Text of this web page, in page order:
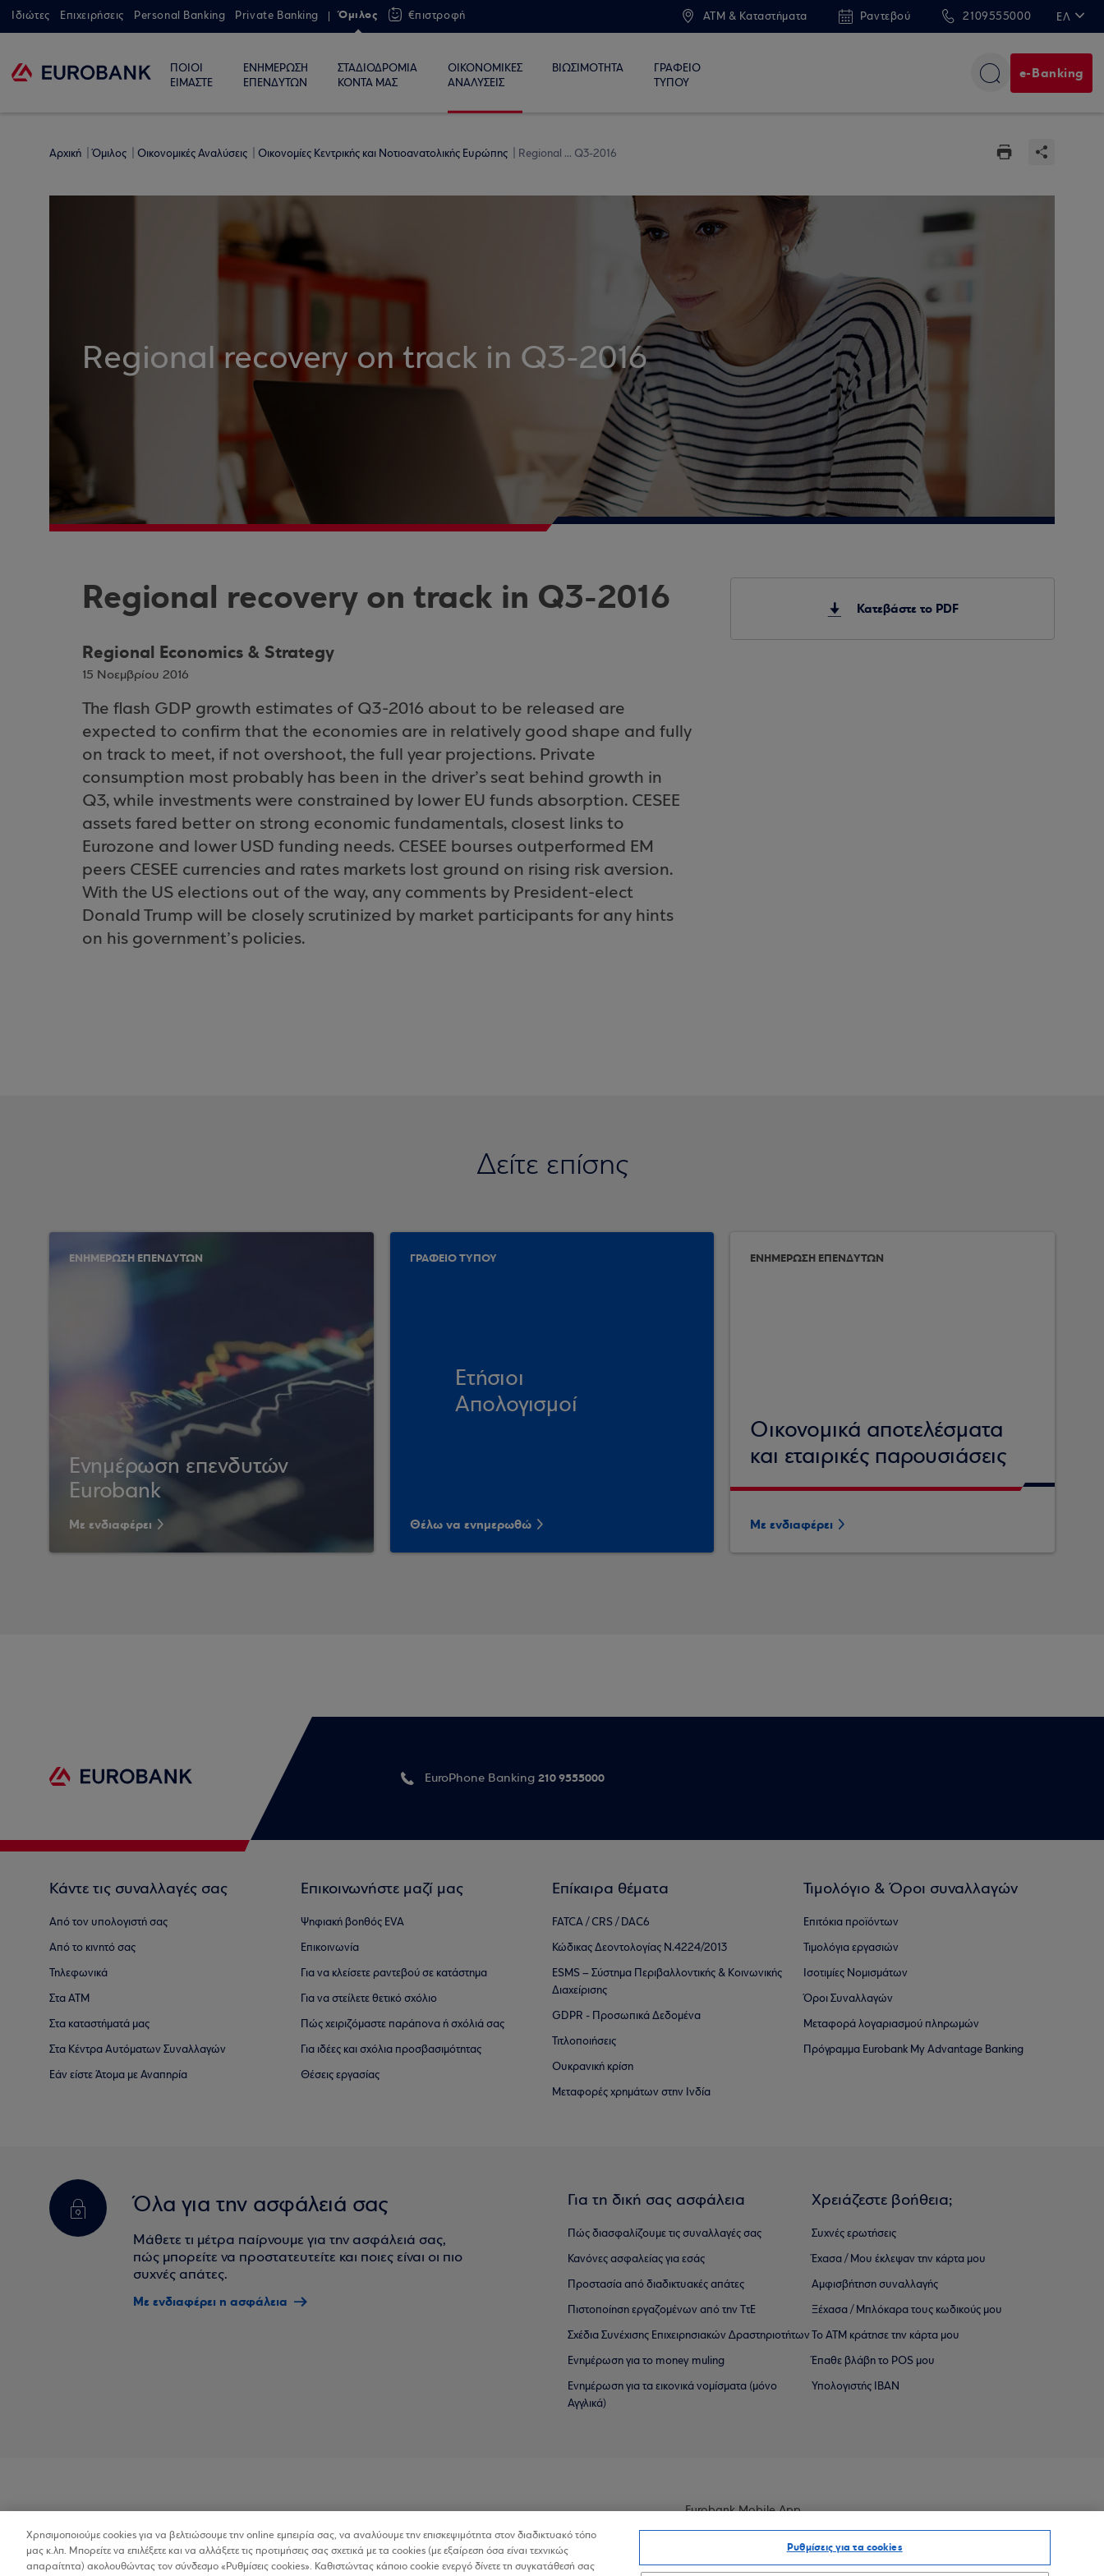
Ιδιώτες Επιχειρήσεις Personal Banking Private Banking Όμιλος €πιστροφή ATM & Καταστήματα Ραντεβού 2109555000 ΕΛ
ΠΟΙΟΙ
ΕΙΜΑΣΤΕ
ΕΝΗΜΕΡΩΣΗ
ΕΠΕΝΔΥΤΩΝ
ΣΤΑΔΙΟΔΡΟΜΙΑ
ΚΟΝΤΑ ΜΑΣ
ΟΙΚΟΝΟΜΙΚΕΣ
ΑΝΑΛΥΣΕΙΣ
ΒΙΩΣΙΜΟΤΗΤΑ
ΓΡΑΦΕΙΟ
ΤΥΠΟΥ
e-Banking
Αρχική Όμιλος Οικονομικές Αναλύσεις Οικονομίες Κεντρικής και Νοτιοανατολικής Ευρώπης Regional ... Q3-2016
Regional recovery on track in Q3-2016
Regional recovery on track in Q3-2016
Regional Economics & Strategy
15 Νοεμβρίου 2016
The flash GDP growth estimates of Q3-2016 about to be released are
expected to confirm that the economies are in relatively good shape and fully
on track to meet, if not overshoot, the full year projections. Private
consumption most probably has been in the driver’s seat behind growth in
Q3, while investments were constrained by lower EU funds absorption. CESEE
assets fared better on strong economic fundamentals, closest links to
Eurozone and lower USD funding needs. CESEE bourses outperformed EM
peers CESEE currencies and rates markets lost ground on rising risk aversion.
With the US elections out of the way, any comments by President-elect
Donald Trump will be closely scrutinized by market participants for any hints
on his government’s policies.
Κατεβάστε το PDF
Δείτε επίσης
ΕΝΗΜΕΡΩΣΗ ΕΠΕΝΔΥΤΩΝ
Ενημέρωση επενδυτών
Eurobank
Με ενδιαφέρει
ΓΡΑΦΕΙΟ ΤΥΠΟΥ
Ετήσιοι
Απολογισμοί
Θέλω να ενημερωθώ
ΕΝΗΜΕΡΩΣΗ ΕΠΕΝΔΥΤΩΝ
Οικονομικά αποτελέσματα
και εταιρικές παρουσιάσεις
Με ενδιαφέρει
EuroPhone Banking 210 9555000
Κάντε τις συναλλαγές σας
Από τον υπολογιστή σας
Από το κινητό σας
Τηλεφωνικά
Στα ΑΤΜ
Στα καταστήματά μας
Στα Κέντρα Αυτόματων Συναλλαγών
Εάν είστε Άτομα με Αναπηρία
Επικοινωνήστε μαζί μας
Ψηφιακή βοηθός EVA
Επικοινωνία
Για να κλείσετε ραντεβού σε κατάστημα
Για να στείλετε θετικό σχόλιο
Πώς χειριζόμαστε παράπονα ή σχόλιά σας
Για ιδέες και σχόλια προσβασιμότητας
Θέσεις εργασίας
Επίκαιρα θέματα
FATCA / CRS / DAC6
Κώδικας Δεοντολογίας Ν.4224/2013
ESMS – Σύστημα Περιβαλλοντικής & Κοινωνικής
Διαχείρισης
GDPR - Προσωπικά Δεδομένα
Τιτλοποιήσεις
Ουκρανική κρίση
Μεταφορές χρημάτων στην Ινδία
Τιμολόγιο & Όροι συναλλαγών
Επιτόκια προϊόντων
Τιμολόγια εργασιών
Ισοτιμίες Νομισμάτων
Όροι Συναλλαγών
Μεταφορά λογαριασμού πληρωμών
Πρόγραμμα Eurobank My Advantage Banking
Όλα για την ασφάλειά σας
Μάθετε τι μέτρα παίρνουμε για την ασφάλειά σας,
πώς μπορείτε να προστατευτείτε και ποιες είναι οι πιο
συχνές απάτες.
Με ενδιαφέρει η ασφάλεια
Για τη δική σας ασφάλεια
Πώς διασφαλίζουμε τις συναλλαγές σας
Κανόνες ασφαλείας για εσάς
Προστασία από διαδικτυακές απάτες
Πιστοποίηση εργαζομένων από την ΤτΕ
Σχέδια Συνέχισης Επιχειρησιακών ∆ραστηριοτήτων
Ενημέρωση για το money muling
Ενημέρωση για τα εικονικά νομίσματα (μόνο
Αγγλικά)
Χρειάζεστε βοήθεια;
Συχνές ερωτήσεις
Έχασα / Μου έκλεψαν την κάρτα μου
Αμφισβήτηση συναλλαγής
Ξέχασα / Μπλόκαρα τους κωδικούς μου
Το ΑΤΜ κράτησε την κάρτα μου
Έπαθε βλάβη το POS μου
Υπολογιστής IBAN
Προσβασιμότητα
Eurobank Mobile App
Χρησιμοποιούμε cookies για να βελτιώσουμε την online εμπειρία σας, να αναλύουμε την επισκεψιμότητα στον διαδικτυακό τόπο
μας κ.λπ. Μπορείτε να επιλέξετε και να αλλάξετε τις προτιμήσεις σας σχετικά με τα cookies (με εξαίρεση όσα είναι τεχνικώς
απαραίτητα) ακολουθώντας τον σύνδεσμο «Ρυθμίσεις cookies». Καθιστώντας κάποιο cookie ενεργό δίνετε τη συγκατάθεσή σας
Ρυθμίσεις για τα cookies